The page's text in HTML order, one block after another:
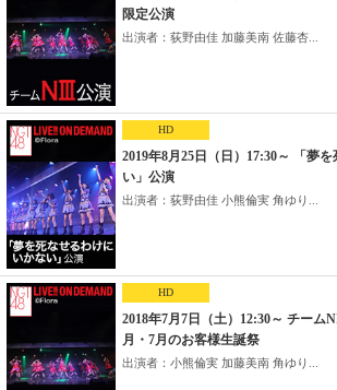
限定公演
出演者：荻野由佳 加藤美南 佐藤杏...
HD
2019年8月25日（日）17:30～ 「夢
い」公演
出演者：荻野由佳 小熊倫実 角ゆり...
HD
2018年7月7日（土）12:30～ チー
月・7月のお客様生誕祭
出演者：小熊倫実 加藤美南 角ゆり...